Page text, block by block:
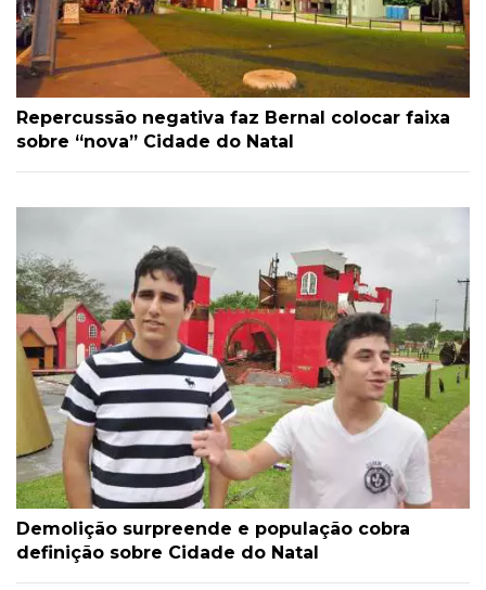
Repercussão negativa faz Bernal colocar faixa
sobre “nova” Cidade do Natal
Demolição surpreende e população cobra
definição sobre Cidade do Natal